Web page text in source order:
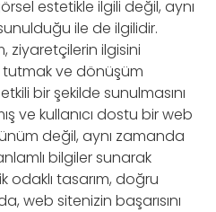
estetikle ilgili değil, aynı
ile de ilgilidir.
ziyaretçilerin ilgisini
tutmak ve dönüşüm
bir şekilde sunulmasını
ve kullanıcı dostu bir web
değil, aynı zamanda
bilgiler sunarak
odaklı tasarım, doğru
web sitenizin başarısını